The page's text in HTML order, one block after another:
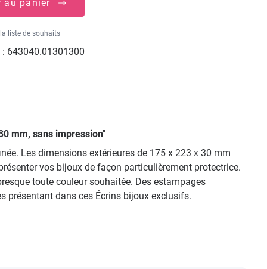
au panier
liste de souhaits
643040.01301300
mm, sans impression"
Les dimensions extérieures de 175 x 223 x 30 mm
vos bijoux de façon particulièrement protectrice.
toute couleur souhaitée. Des estampages
présentant dans ces Écrins bijoux exclusifs.